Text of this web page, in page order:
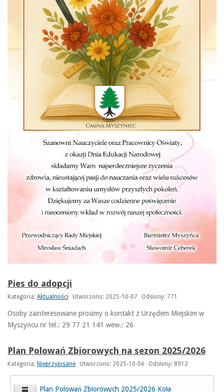
Pies do adopcji
Kategoria: Aktualności Utworzono: 2025-10-07 Odsłony: 771
Osoby zainteresowane prosimy o kontakt z Urzędem Miejskim w
Myszyńcu nr tel.: 29 77 21 141 wew.: 26
Plan Polowań Zbiorowych na sezon 2025/2026
Kategoria: Nieprzypisane Utworzono: 2025-10-06 Odsłony: 8912
Plan Polowań Zbiorowych 2025/2026 Koła